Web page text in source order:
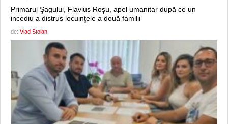
Primarul Şagului, Flavius Roşu, apel umanitar după ce un
incediu a distrus locuinţele a două familii
de: Vlad Stoian